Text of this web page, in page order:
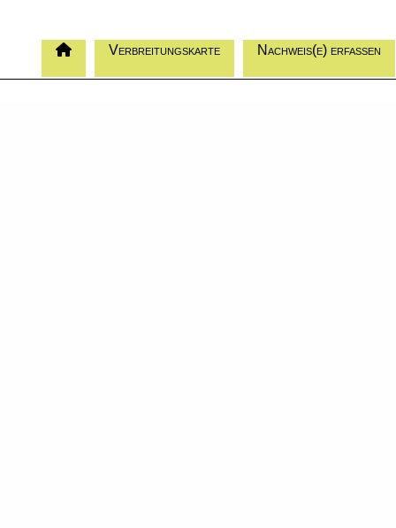
Verbreitungskarte Nachweis(e) erfassen